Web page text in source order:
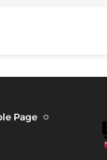
Page